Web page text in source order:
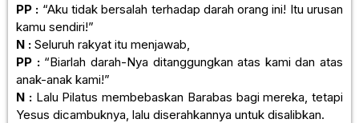
PP : “Aku tidak bersalah terhadap darah orang ini! Itu urusan
kamu sendiri!”
N : Seluruh rakyat itu menjawab,
PP :“Biarlah darah-Nya ditanggungkan atas kami dan atas
anak-anak kami!”
N :Lalu Pilatus membebaskan Barabas bagi mereka, tetapi
Yesus dicambuknya, lalu diserahkannya untuk disalibkan.